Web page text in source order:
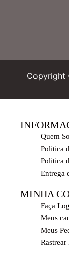
Quem
Politica
Politica
Entrega
MINHA
Faça
Meus
Meus
Rastrear